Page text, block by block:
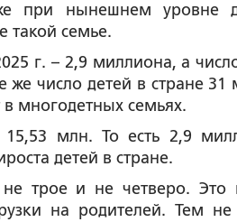
при нынешнем уровне
такой семье.
г. – 2,9 миллиона, а
число детей в стране 31
в многодетных семьях.
млн. То есть 2,9
детей в стране.
трое и не четверо. Это
на родителей. Тем